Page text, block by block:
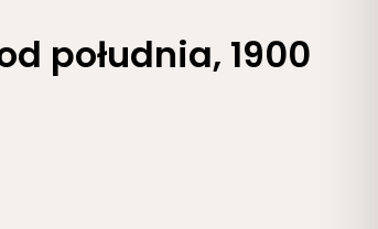
południa, 1900